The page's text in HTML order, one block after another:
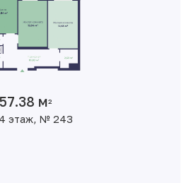
м2
этаж, № 243